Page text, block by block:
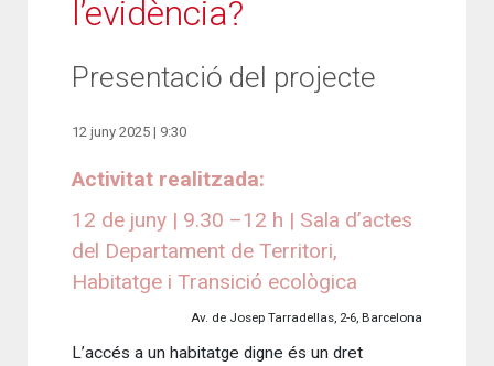
l’evidència?
Presentació del projecte
12 juny 2025 | 9:30
Activitat realitzada:
12 de juny | 9.30 –12 h | Sala d’actes
del Departament de Territori,
Habitatge i Transició ecològica
Av. de Josep Tarradellas, 2-6, Barcelona
L’accés a un habitatge digne és un dret